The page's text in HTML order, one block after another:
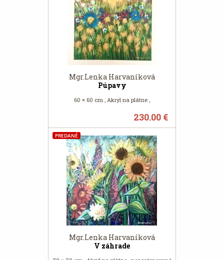
Mgr.Lenka Harvaníková
Púpavy
60 × 60 cm , Akryl na plátne ,
230.00 €
Mgr.Lenka Harvaníková
V záhrade
PREDANÉ